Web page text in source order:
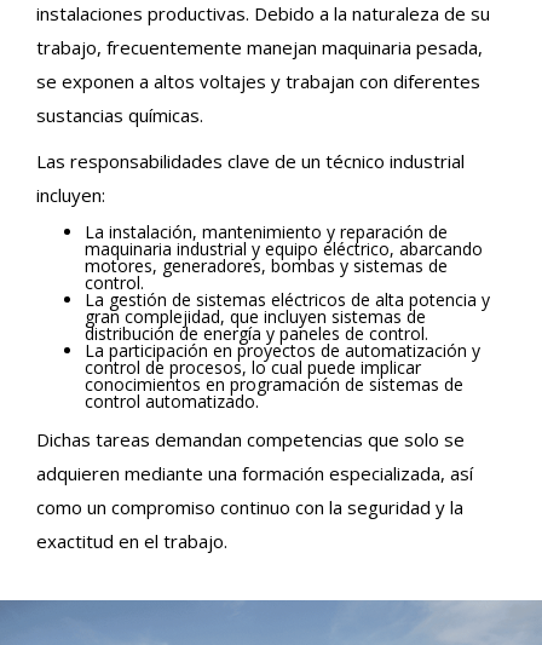
instalaciones productivas. Debido a la naturaleza de su
trabajo, frecuentemente manejan maquinaria pesada,
se exponen a altos voltajes y trabajan con diferentes
sustancias químicas.
Las responsabilidades clave de un técnico industrial
incluyen:
La instalación, mantenimiento y reparación de
maquinaria industrial y equipo eléctrico, abarcando
motores, generadores, bombas y sistemas de
control.
La gestión de sistemas eléctricos de alta potencia y
gran complejidad, que incluyen sistemas de
distribución de energía y paneles de control.
La participación en proyectos de automatización y
control de procesos, lo cual puede implicar
conocimientos en programación de sistemas de
control automatizado.
Dichas tareas demandan competencias que solo se
adquieren mediante una formación especializada, así
como un compromiso continuo con la seguridad y la
exactitud en el trabajo.